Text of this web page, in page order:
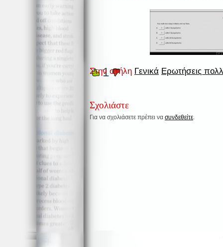
Στην στήλη Γενικά Ερωτήσεις
1
Σχολιάστε
Για να σχολιάσετε πρέπει να συνδεθείτε